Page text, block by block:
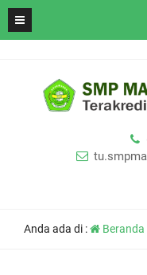
Anda ada di : Beranda